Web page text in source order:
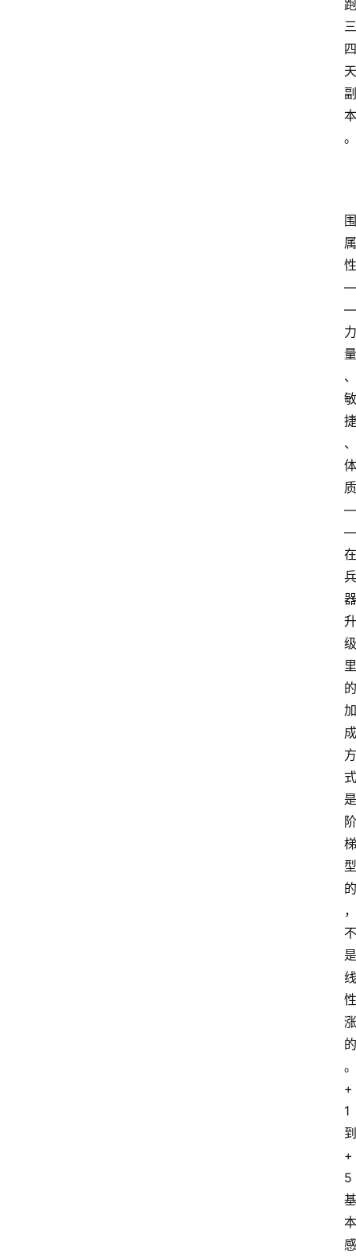
跑
三
四
天
副
本
。
围
属
性
—
—
力
量
、
敏
捷
、
体
质
—
—
在
兵
器
升
级
里
的
加
成
方
式
是
阶
梯
型
的
，
不
是
线
性
涨
的
。
+
1
到
+
5
基
本
感